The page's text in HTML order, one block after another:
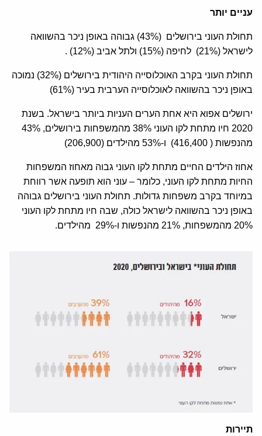
עניים יותר
תחולת העוני בירושלים (43%) גבוהה באופן ניכר בהשוואה
לישראל (21%) לחיפה (15%) ולתל אביב (12%) .
תחולת העוני בקרב האוכלוסייה היהודית בירושלים (32%) נמוכה
באופן ניכר בהשוואה לאוכלוסייה הערבית בעיר (61%)
ירושלים אפוא היא אחת הערים העניות ביותר בישראל. בשנת
2020 חיו מתחת לקו העוני 38% מהמשפחות בירושלים, 43%
מהנפשות ( 416,400) ו-53% מהילדים (206,900)
אחוז הילדים החיים מתחת לקו העוני גבוה מאחוז המשפחות
החיות מתחת לקו העוני, כלומר – עוני הוא תופעה אשר רווחת
במיוחד בקרב משפחות גדולות. תחולת העוני בירושלים גבוהה
באופן ניכר בהשוואה לישראל כולה, שבה חיו מתחת לקו העוני
20% מהמשפחות, 21% מהנפשות ו-29% מהילדים.
תיירות